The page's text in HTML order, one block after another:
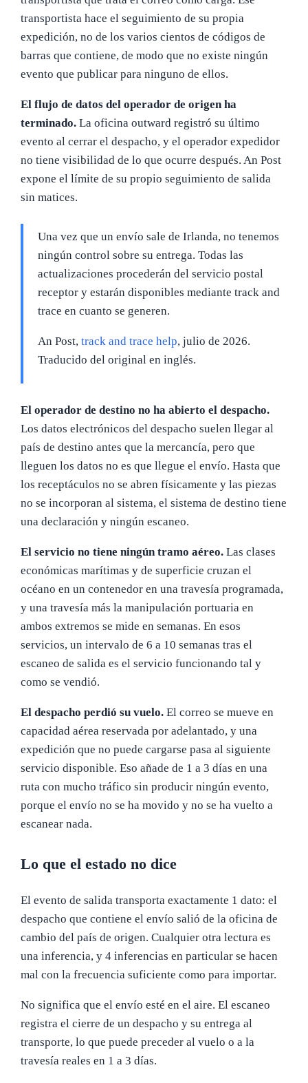
transportista hace el seguimiento de su propia
expedición, no de los varios cientos de códigos de
barras que contiene, de modo que no existe ningún
evento que publicar para ninguno de ellos.
El flujo de datos del operador de origen ha
terminado.La oficina outward registró su último
evento al cerrar el despacho, y el operador expedidor
no tiene visibilidad de lo que ocurre después. An Post
expone el límite de su propio seguimiento de salida
sin matices.
Una vez que un envío sale de Irlanda, no tenemos
ningún control sobre su entrega. Todas las
actualizaciones procederán del servicio postal
receptor y estarán disponibles mediante track and
trace en cuanto se generen.
An Post, track and trace help, julio de 2026.
Traducido del original en inglés.
El operador de destino no ha abierto el despacho.
Los datos electrónicos del despacho suelen llegar al
país de destino antes que la mercancía, pero que
lleguen los datos no es que llegue el envío. Hasta que
los receptáculos no se abren físicamente y las piezas
no se incorporan al sistema, el sistema de destino tiene
una declaración y ningún escaneo.
El servicio no tiene ningún tramo aéreo.Las clases
económicas marítimas y de superficie cruzan el
océano en un contenedor en una travesía programada,
y una travesía más la manipulación portuaria en
ambos extremos se mide en semanas. En esos
servicios, un intervalo de 6 a 10 semanas tras el
escaneo de salida es el servicio funcionando tal y
como se vendió.
El despacho perdió su vuelo.El correo se mueve en
capacidad aérea reservada por adelantado, y una
expedición que no puede cargarse pasa al siguiente
servicio disponible. Eso añade de 1 a 3 días en una
ruta con mucho tráfico sin producir ningún evento,
porque el envío no se ha movido y no se ha vuelto a
escanear nada.
Lo que el estado no dice
El evento de salida transporta exactamente 1 dato: el
despacho que contiene el envío salió de la oficina de
cambio del país de origen. Cualquier otra lectura es
una inferencia, y 4 inferencias en particular se hacen
mal con la frecuencia suficiente como para importar.
No significa que el envío esté en el aire. El escaneo
registra el cierre de un despacho y su entrega al
transporte, lo que puede preceder al vuelo o a la
travesía reales en 1 a 3 días.